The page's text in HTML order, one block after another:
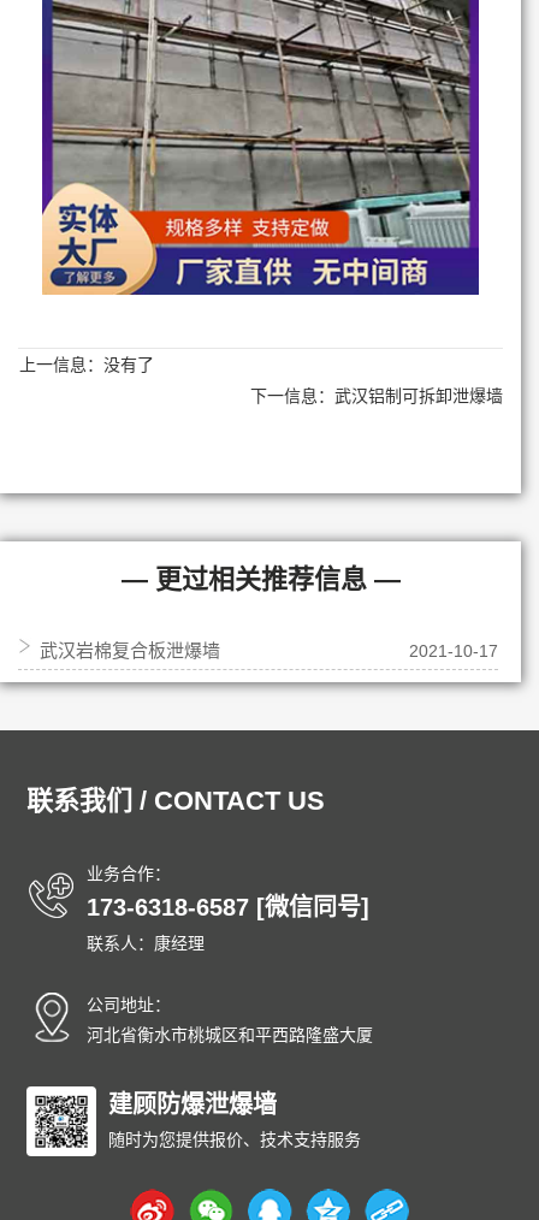
上一信息：没有了
下一信息：武汉铝制可拆卸泄爆墙
— 更过相关推荐信息 —
武汉岩棉复合板泄爆墙 2021-10-17
联系我们 / CONTACT US
业务合作：
173-6318-6587 [微信同号]
联系人：康经理
公司地址：
河北省衡水市桃城区和平西路隆盛大厦
建顾防爆泄爆墙
随时为您提供报价、技术支持服务